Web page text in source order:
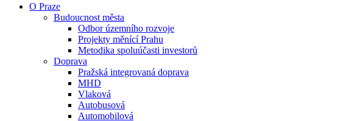
O Praze
Budoucnost města
Odbor územního rozvoje
Projekty měnící Prahu
Metodika spoluúčasti investorů
Doprava
Pražská integrovaná doprava
MHD
Vlaková
Autobusová
Automobilová